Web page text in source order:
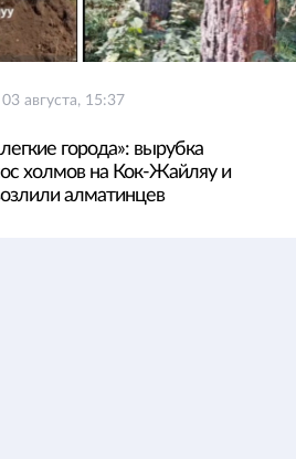
03 августа, 15:37
города»: вырубка
холмов на Кок-Жайляу и
алматинцев